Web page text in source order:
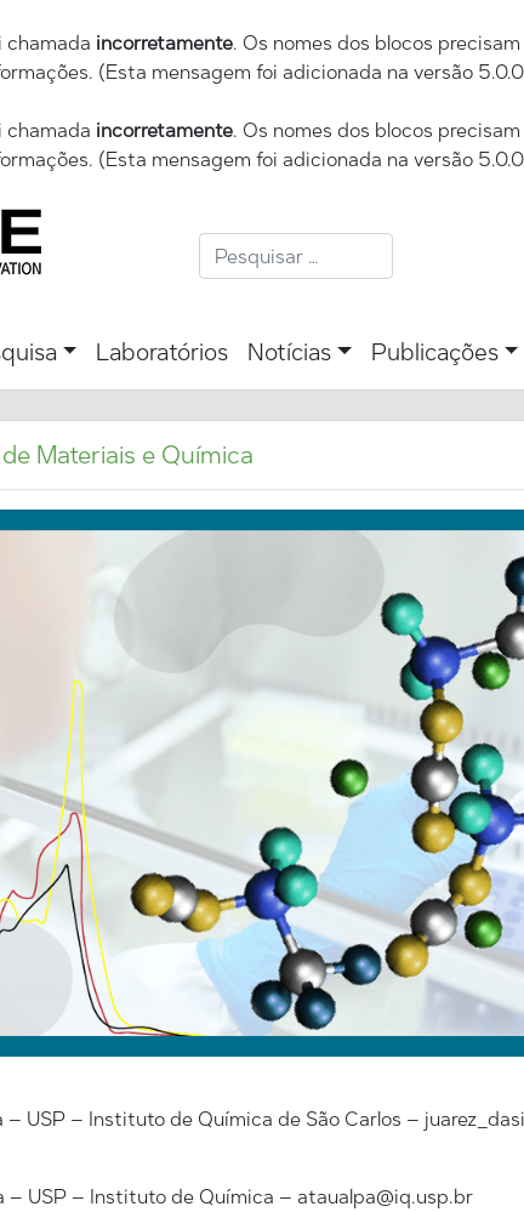
chamada incorretamente. Os nomes dos blocos
(Esta mensagem foi adicionada na versão
chamada incorretamente. Os nomes dos blocos
(Esta mensagem foi adicionada na versão
Laboratórios Notícias Publicações
Materiais e Química
– USP – Instituto de Química de São Carlos –
– USP – Instituto de Química – ataualpa@iq.usp.br